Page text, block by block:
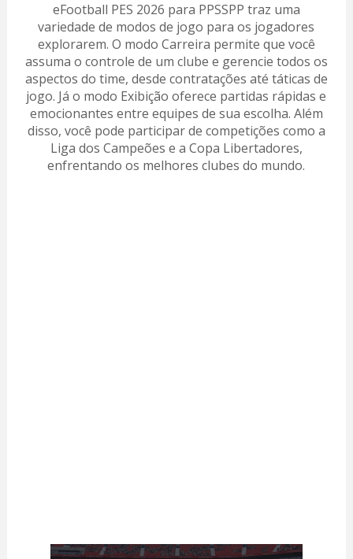
eFootball PES 2026 para PPSSPP traz uma
variedade de modos de jogo para os jogadores
explorarem. O modo Carreira permite que você
assuma o controle de um clube e gerencie todos os
aspectos do time, desde contratações até táticas de
jogo. Já o modo Exibição oferece partidas rápidas e
emocionantes entre equipes de sua escolha. Além
disso, você pode participar de competições como a
Liga dos Campeões e a Copa Libertadores,
enfrentando os melhores clubes do mundo.